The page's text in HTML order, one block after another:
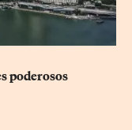
poderosos